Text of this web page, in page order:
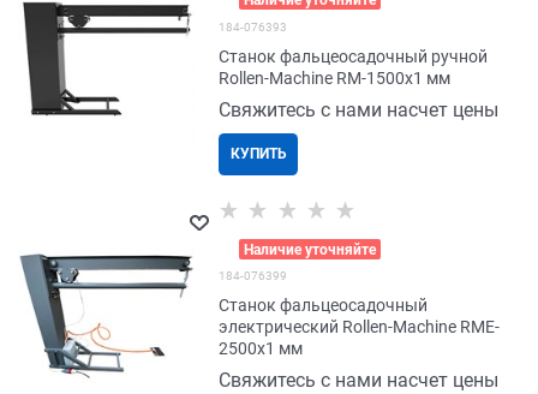
184-076393
Станок фальцеосадочный ручной
Rollen-Machine RM-1500x1 мм
Свяжитесь с нами насчет цены
КУПИТЬ
Наличие уточняйте
184-076399
Станок фальцеосадочный
электрический Rollen-Machine RME-
2500x1 мм
Свяжитесь с нами насчет цены